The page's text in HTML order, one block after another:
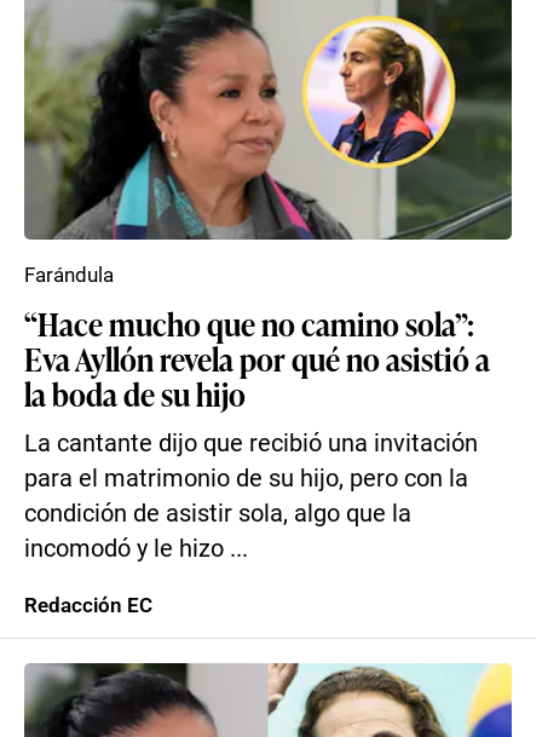
“Hace mucho que no camino sola”:
Eva Ayllón revela por qué no asistió a
la boda de su hijo
La cantante dijo que recibió una invitación
para el matrimonio de su hijo, pero con la
condición de asistir sola, algo que la
incomodó y le hizo ...
Farándula
Redacción EC